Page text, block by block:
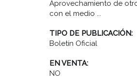
Aprovechamiento de
con el medio ...
TIPO DE PUBLICACIÓN:
Boletín Oficial
EN VENTA:
NO